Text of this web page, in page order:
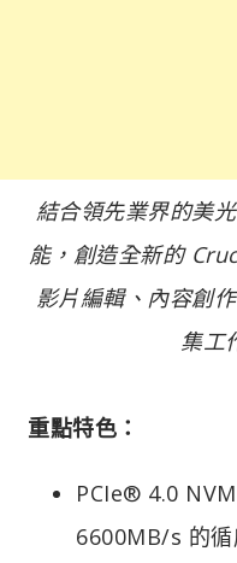
結合領先業界的美
能，創造全新的
影片編輯、內容創
集工
重點特色：
PCIe® 4.0
6600MB/s 的